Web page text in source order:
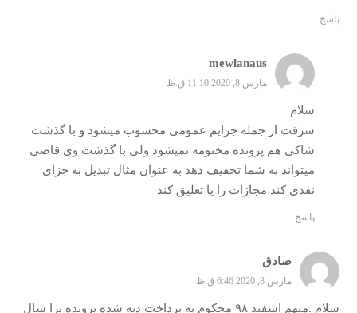
پاسخ
mewlanaus
مارس 8, 2020 11:10 ق.ظ
سلام
سرقت از جمله جرایم عمومی محسوب میشود و با گذشت
شاکی هم پرونده مختومه نمیشود ولی با گذشت وی قاضی
میتواند به شما تخفیف دهد به عنوان مثال تبدیل به جزای
نقدی کند مجازات را یا تعلیق کند
پاسخ
صادق
مارس 8, 2020 6:46 ق.ظ
سلام .متهم اسفند ۹۸ محکوم به پرداخت دیه شده پرونده برا سال